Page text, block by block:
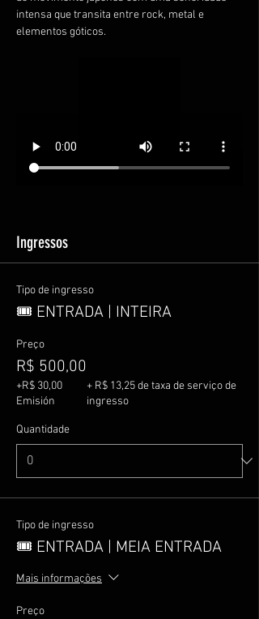
intensa que transita entre rock, metal e
elementos góticos.
Ingressos
Tipo de ingresso
🎟️ ENTRADA | INTEIRA
Preço
R$ 500,00
+R$ 30,00
Emisión
+ R$ 13,25 de taxa de serviço de
ingresso
Quantidade
Tipo de ingresso
🎟️ ENTRADA | MEIA ENTRADA
Mais informações
Preço